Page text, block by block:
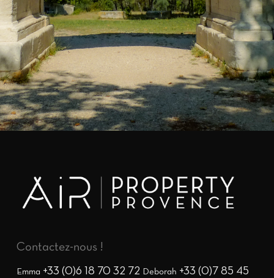
Contactez-nous !
Emma +33 (0)6 18 70 32 72 Deborah +33 (0)7 85 45